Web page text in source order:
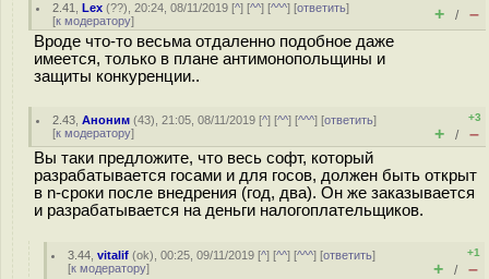
2.41 ,Lex (??), 20:24, 08/11/2019 [^] [^^] [^^^] [ответить]
[к модератору] + / –
Вроде что-то весьма отдаленно подобное даже
имеется, только в плане антимонопольщины и
защиты конкуренции..
2.43 ,Аноним (43), 21:05, 08/11/2019 [^] [^^] [^^^] [ответить]
[к модератору]
+3
+ / –
Вы таки предложите, что весь софт, который
разрабатывается госами и для госов, должен быть открыт
в n-сроки после внедрения (год, два). Он же заказывается
и разрабатывается на деньги налогоплательщиков.
3.44 ,vitalif (ok), 00:25, 09/11/2019 [^] [^^] [^^^] [ответить]
[к модератору]
+1
+ / –